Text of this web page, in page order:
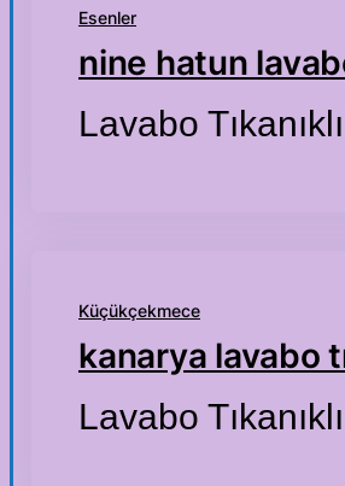
Esenler
nine hatun
Lavabo
Küçükçekmece
kanarya lavabo
Lavabo